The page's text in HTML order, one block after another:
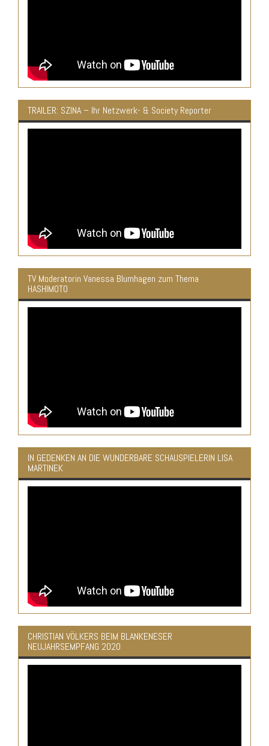
TRAILER: SZINA – Ihr Netzwerk- & Society Reporter
TV Moderatorin Vanessa Blumhagen zum Thema
HASHIMOTO
IN GEDENKEN AN DIE WUNDERBARE SCHAUSPIELERIN LISA
MARTINEK
CHRISTIAN VÖLKERS BEIM BLANKENESER
NEUJAHRSEMPFANG 2020